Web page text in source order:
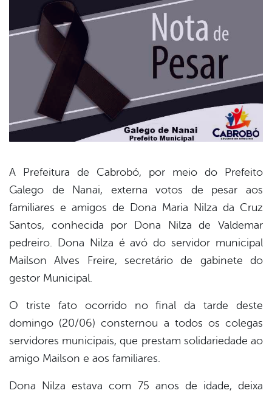
A Prefeitura de Cabrobó, por meio do Prefeito
Galego de Nanai, externa votos de pesar aos
familiares e amigos de Dona Maria Nilza da Cruz
Santos, conhecida por Dona Nilza de Valdemar
pedreiro. Dona Nilza é avó do servidor municipal
Mailson Alves Freire, secretário de gabinete do
gestor Municipal.
O triste fato ocorrido no final da tarde deste
domingo (20/06) consternou a todos os colegas
servidores municipais, que prestam solidariedade ao
amigo Mailson e aos familiares.
Dona Nilza estava com 75 anos de idade, deixa